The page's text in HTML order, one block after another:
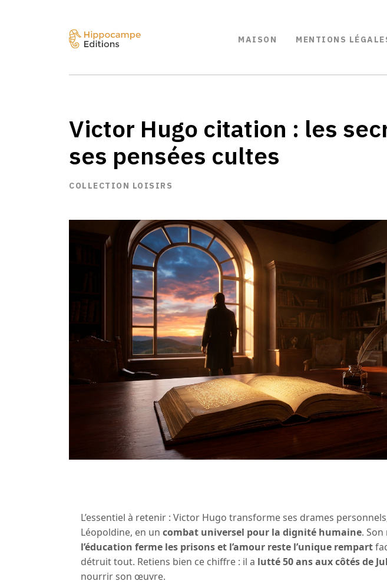
MAISON MENTIONS
Victor Hugo citation : les
ses pensées cultes
COLLECTION LOISIRS
L’essentiel à retenir : Victor Hugo transforme ses drames
Léopoldine, en un combat universel pour la dignité humaine.
l’éducation ferme les prisons et l’amour reste l’unique rempart
détruit tout. Retiens bien ce chiffre : il a lutté 50 ans aux côtés de
nourrir son œuvre.